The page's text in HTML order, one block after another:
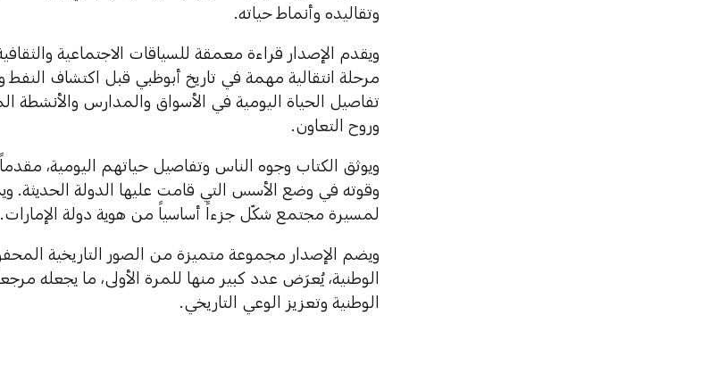
وتقاليده وأنماط حياته.
ويقدم الإصدار قراءة معمقة للسياقات الاجتماعية
مرحلة انتقالية مهمة في تاريخ أبوظبي قبل اكتشاف النفط
تفاصيل الحياة اليومية في الأسواق والمدارس
وروح التعاون.
ويوثق الكتاب وجوه الناس وتفاصيل حياتهم اليومية،
وقوته في وضع الأسس التي قامت عليها الدولة الحديثة.
لمسيرة مجتمع شكّل جزءاً أساسياً من هوية دولة الإمارات.
ويضم الإصدار مجموعة متميزة من الصور التاريخية
الوطنية، يُعرَض عدد كبير منها للمرة الأولى، ما يجعله
الوطنية وتعزيز الوعي التاريخي.